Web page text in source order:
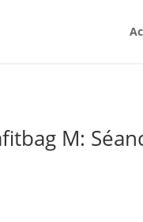
M: